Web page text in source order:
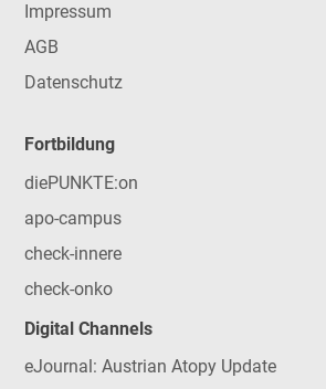
Impressum
AGB
Datenschutz
Fortbildung
diePUNKTE:on
apo-campus
check-innere
check-onko
Digital Channels
eJournal: Austrian Atopy Update